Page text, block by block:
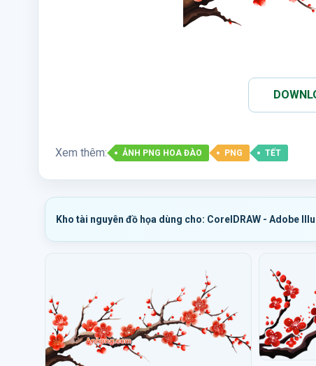
Xem thêm: ẢNH PNG HOA ĐÀO PNG TẾT
Kho tài nguyên đồ họa dùng cho: CorelDRAW - Adobe